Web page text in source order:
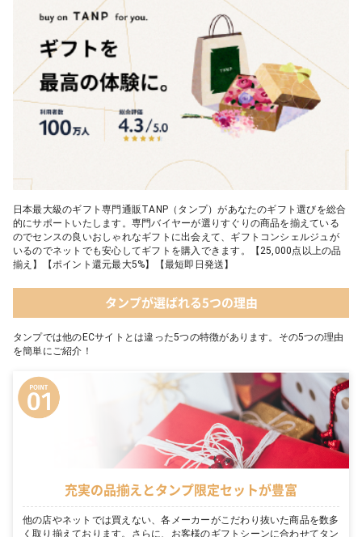
06 タオル
05 Chouette フード付きバスタオル&ハンカチセット｜コンテッ
日本最大級のギフト専門通販TANP（タンプ）があなたのギフト選びを総合
的にサポートいたします。専門バイヤーが選りすぐりの商品を揃えている
のでセンスの良いおしゃれなギフトに出会えて、ギフトコンシェルジュが
いるのでネットでも安心してギフトを購入できます。【25,000点以上の品
揃え】【ポイント還元最大5%】【最短即日発送】
タンプが選ばれる5つの理由
タンプでは他のECサイトとは違った5つの特徴があります。その5つの理由
を簡単にご紹介！
充実の品揃えとタンプ限定セットが豊富
他の店やネットでは買えない、各メーカーがこだわり抜いた商品を数多
く取り揃えております。さらに、お客様のギフトシーンに合わせてタン